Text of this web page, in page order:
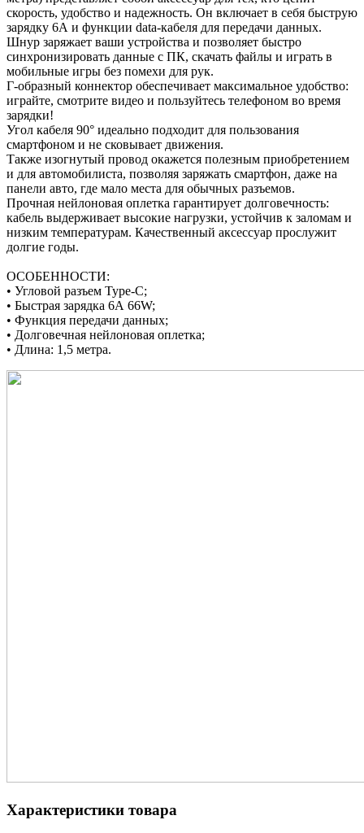
скорость, удобство и надежность. Он включает в себя быструю
зарядку 6А и функции data-кабеля для передачи данных.
Шнур заряжает ваши устройства и позволяет быстро
синхронизировать данные с ПК, скачать файлы и играть в
мобильные игры без помехи для рук.
Г-образный коннектор обеспечивает максимальное удобство:
играйте, смотрите видео и пользуйтесь телефоном во время
зарядки!
Угол кабеля 90° идеально подходит для пользования
смартфоном и не сковывает движения.
Также изогнутый провод окажется полезным приобретением
и для автомобилиста, позволяя заряжать смартфон, даже на
панели авто, где мало места для обычных разъемов.
Прочная нейлоновая оплетка гарантирует долговечность:
кабель выдерживает высокие нагрузки, устойчив к заломам и
низким температурам. Качественный аксессуар прослужит
долгие годы.
ОСОБЕННОСТИ:
• Угловой разъем Type-C;
• Быстрая зарядка 6А 66W;
• Функция передачи данных;
• Долговечная нейлоновая оплетка;
• Длина: 1,5 метра.
Характеристики товара